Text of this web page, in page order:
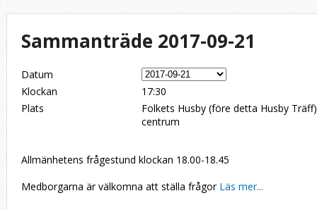
Sammanträde 2017-09-21
Datum
Klockan
17:30
Plats
Folkets Husby (före detta Husby
centrum
Allmänhetens frågestund klockan 18.00-18.45
Medborgarna är välkomna att ställa frågor Läs mer...